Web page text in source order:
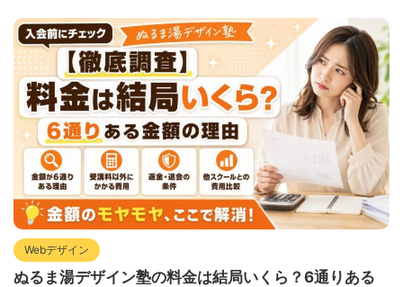
Webデザイン
ぬるま湯デザイン塾の料金は結局いくら？6通りある